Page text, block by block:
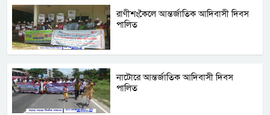
রাণীশংকৈলে আন্তর্জাতিক আদিবাসী দিবস
পালিত
নাটোরে আন্তর্জাতিক আদিবাসী দিবস
পালিত